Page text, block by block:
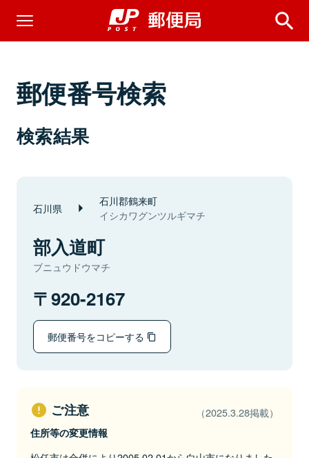
郵便番号検索
検索結果
石川県 石川郡鶴来町
イシカワグンツルギマチ
部入道町
ブニュウドウマチ
920-2167
郵便番号をコピーする
ご注意 （2025.3.28掲載）
住所等の変更情報